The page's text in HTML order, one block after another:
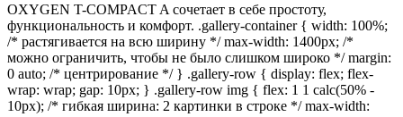
OXYGEN T-COMPACT A сочетает в себе простоту,
функциональность и комфорт. .gallery-container { width: 100%;
/* растягивается на всю ширину */ max-width: 1400px; /*
можно ограничить, чтобы не было слишком широко */ margin:
0 auto; /* центрирование */ } .gallery-row { display: flex; flex-
wrap: wrap; gap: 10px; } .gallery-row img { flex: 1 1 calc(50% -
10px); /* гибкая ширина: 2 картинки в строке */ max-width: